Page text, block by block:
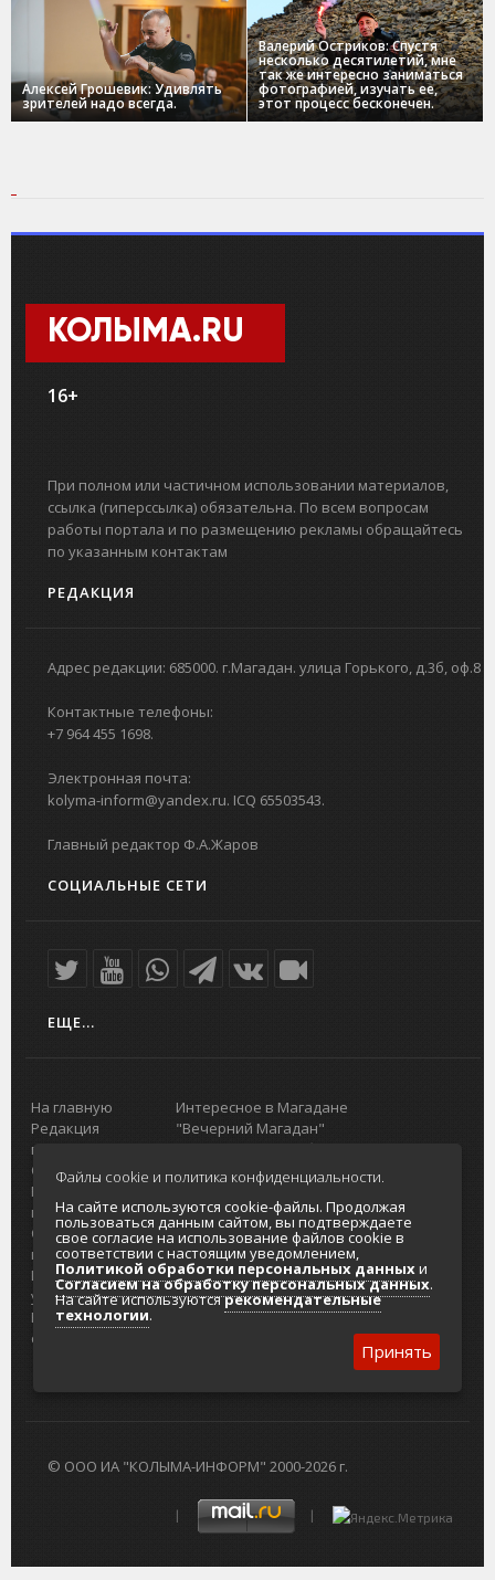
Алексей Грошевик: Удивлять
зрителей надо всегда.
Валерий Остриков: Спустя
несколько десятилетий, мне
так же интересно заниматься
фотографией, изучать ее,
этот процесс бесконечен.
КОЛЫМА.RU
16+
При полном или частичном использовании материалов,
ссылка (гиперссылка) обязательна. По всем вопросам
работы портала и по размещению рекламы обращайтесь
по указанным контактам
РЕДАКЦИЯ
Адрес редакции: 685000. г.Магадан. улица Горького, д.3б, оф.8
Контактные телефоны:
+7 964 455 1698.
Электронная почта:
kolyma-inform@yandex.ru. ICQ 65503543.
Главный редактор Ф.А.Жаров
СОЦИАЛЬНЫЕ СЕТИ
ЕЩЕ...
На главную
Редакция
портала
О проекте
Реклама на
портале
Отзывы и
предложения
Интернет-
услуги
Разработка
сайтов
Интересное в Магадане
"Вечерний Магадан"
Реклама
Главный туристический портал
Колымы
Политика в отношении обработки
персональных данных
Согласие на обработку персональных
данных
© ООО ИА "КОЛЫМА-ИНФОРМ" 2000-2026 г.
Файлы cookie и политика конфиденциальности.
На сайте используются cookie-файлы. Продолжая
пользоваться данным сайтом, вы подтверждаете
свое согласие на использование файлов cookie в
соответствии с настоящим уведомлением,
Политикой обработки персональных данныхи
Согласием на обработку персональных данных.
На сайте используютсярекомендательные
технологии.
Принять